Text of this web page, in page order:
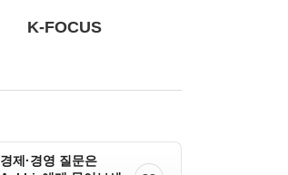
K-FOCUS
경제·경영 질문은